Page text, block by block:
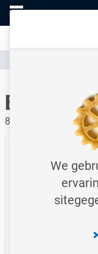
Transparante
Bout /
8.8 / Elektrolytisch
We